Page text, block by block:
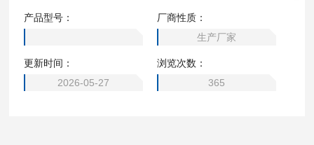
ES等分析仪器的理想配套产品，更适合与微波消解仪配套使
用。
产品型号：
厂商性质：
生产厂家
更新时间：
2026-05-27
浏览次数：
365